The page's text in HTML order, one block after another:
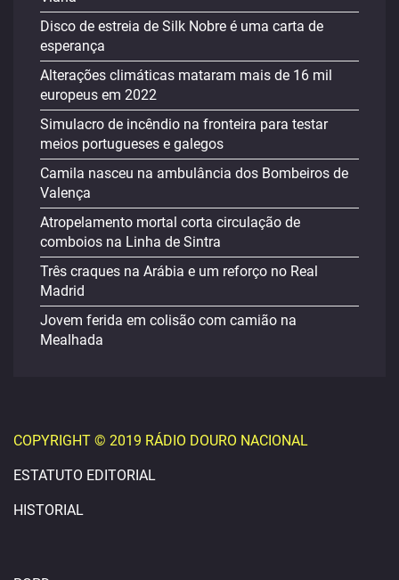
Disco de estreia de Silk Nobre é uma carta de
esperança
Alterações climáticas mataram mais de 16 mil
europeus em 2022
Simulacro de incêndio na fronteira para testar
meios portugueses e galegos
Camila nasceu na ambulância dos Bombeiros de
Valença
Atropelamento mortal corta circulação de
comboios na Linha de Sintra
Três craques na Arábia e um reforço no Real
Madrid
Jovem ferida em colisão com camião na
Mealhada
COPYRIGHT © 2019 RÁDIO DOURO NACIONAL
ESTATUTO EDITORIAL
HISTORIAL